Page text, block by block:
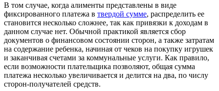
В том случае, когда алименты представлены в виде
фиксированного платежа в твердой сумме, распределить ее
становится несколько сложнее, так как привязки к доходам в
данном случае нет. Обычной практикой является сбор
документов о финансовом состоянии сторон, а также затратам
на содержание ребенка, начиная от чеков на покупку игрушек
и заканчивая счетами за коммунальные услуги. Как правило,
если возможности плательщика позволяют, общая сумма
платежа несколько увеличивается и делится на два, по числу
сторон-получателей средств.